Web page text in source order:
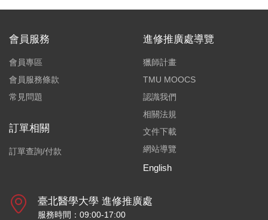
會員服務
會員專區
會員服務條款
常見問題
訂單相關
訂單查詢/付款
進修推廣處導覽
獵師計畫
TMU MOOCS
認識我們
相關法規
文件下載
網站導覽
English
臺北醫學大學 進修推廣處
服務時間：09:00-17:00